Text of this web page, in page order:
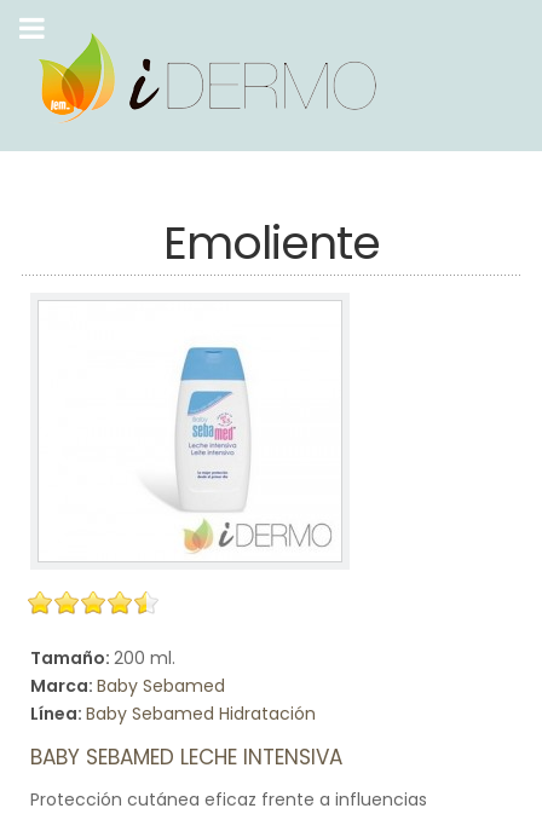
Emoliente
Tamaño: 200 ml.
Marca: Baby Sebamed
Línea: Baby Sebamed Hidratación
BABY SEBAMED LECHE INTENSIVA
Protección cutánea eficaz frente a influencias